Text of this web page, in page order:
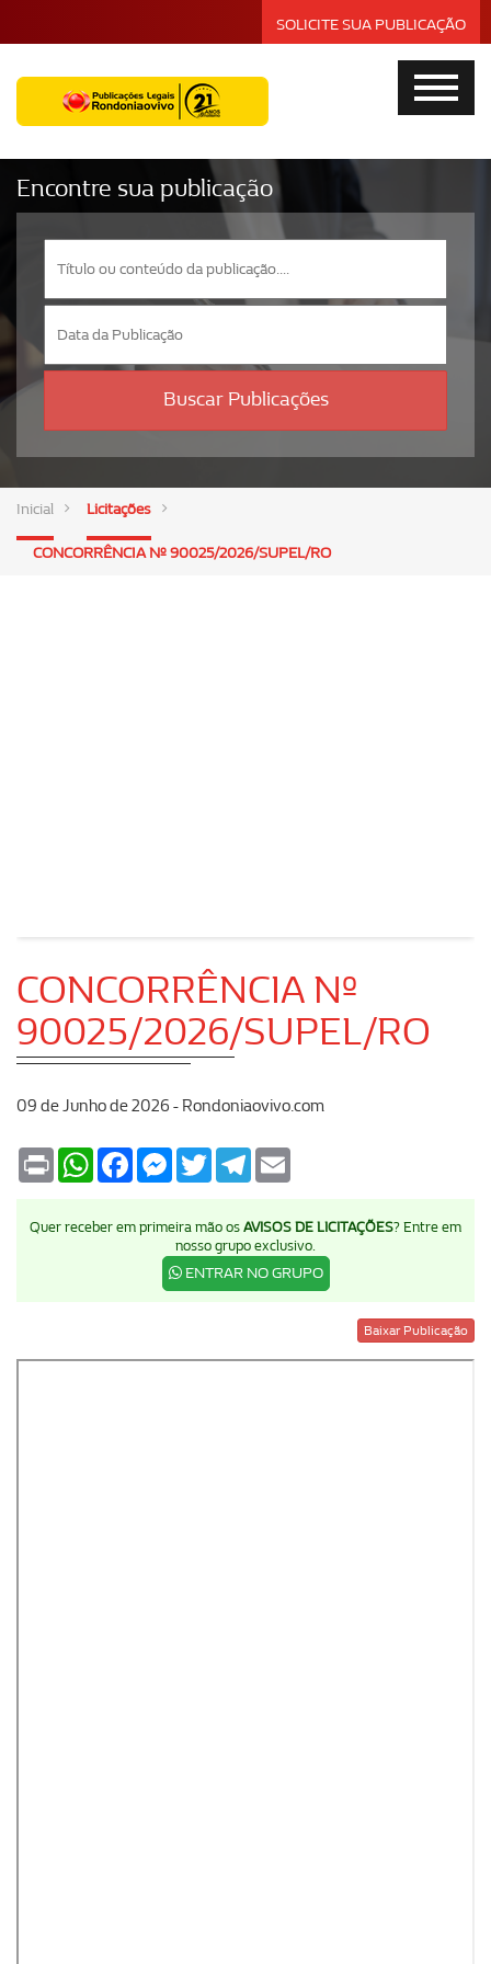
SOLICITE SUA PUBLICAÇÃO
Encontre sua publicação
Buscar Publicações
Inicial Licitações
CONCORRÊNCIA Nº 90025/2026/SUPEL/RO
CONCORRÊNCIA Nº
90025/2026/SUPEL/RO
09 de Junho de 2026 - Rondoniaovivo.com
Print WhatsAppFacebookMessenger
TwitterTelegram
Quer receber em primeira mão os AVISOS DE LICITAÇÕES? Entre em
nosso grupo exclusivo.
ENTRAR NO GRUPO
Baixar Publicação